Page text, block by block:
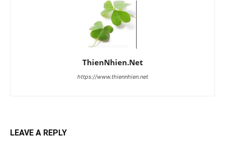
ThienNhien.Net
https://www.thiennhien.net
LEAVE A REPLY